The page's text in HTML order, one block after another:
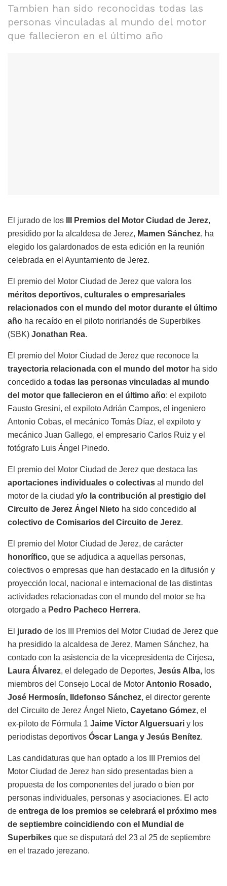
Tambien han sido reconocidas todas las
personas vinculadas al mundo del motor
que fallecieron en el último año
El jurado de los III Premios del Motor Ciudad de Jerez,
presidido por la alcaldesa de Jerez, Mamen Sánchez, ha
elegido los galardonados de esta edición en la reunión
celebrada en el Ayuntamiento de Jerez.
El premio del Motor Ciudad de Jerez que valora los
méritos deportivos, culturales o empresariales
relacionados con el mundo del motor durante el último
año ha recaído en el piloto norirlandés de Superbikes
(SBK) Jonathan Rea.
El premio del Motor Ciudad de Jerez que reconoce la
trayectoria relacionada con el mundo del motor ha sido
concedido a todas las personas vinculadas al mundo
del motor que fallecieron en el último año: el expiloto
Fausto Gresini, el expiloto Adrián Campos, el ingeniero
Antonio Cobas, el mecánico Tomás Díaz, el expiloto y
mecánico Juan Gallego, el empresario Carlos Ruiz y el
fotógrafo Luis Ángel Pinedo.
El premio del Motor Ciudad de Jerez que destaca las
aportaciones individuales o colectivas al mundo del
motor de la ciudad y/o la contribución al prestigio del
Circuito de Jerez Ángel Nieto ha sido concedido al
colectivo de Comisarios del Circuito de Jerez.
El premio del Motor Ciudad de Jerez, de carácter
honorífico, que se adjudica a aquellas personas,
colectivos o empresas que han destacado en la difusión y
proyección local, nacional e internacional de las distintas
actividades relacionadas con el mundo del motor se ha
otorgado a Pedro Pacheco Herrera.
El jurado de los III Premios del Motor Ciudad de Jerez que
ha presidido la alcaldesa de Jerez, Mamen Sánchez, ha
contado con la asistencia de la vicepresidenta de Cirjesa,
Laura Álvarez, el delegado de Deportes, Jesús Alba, los
miembros del Consejo Local de Motor Antonio Rosado,
José Hermosín, Ildefonso Sánchez, el director gerente
del Circuito de Jerez Ángel Nieto, Cayetano Gómez, el
ex-piloto de Fórmula 1 Jaime Víctor Alguersuari y los
periodistas deportivos Óscar Langa y Jesús Benítez.
Las candidaturas que han optado a los III Premios del
Motor Ciudad de Jerez han sido presentadas bien a
propuesta de los componentes del jurado o bien por
personas individuales, personas y asociaciones. El acto
de entrega de los premios se celebrará el próximo mes
de septiembre coincidiendo con el Mundial de
Superbikes que se disputará del 23 al 25 de septiembre
en el trazado jerezano.